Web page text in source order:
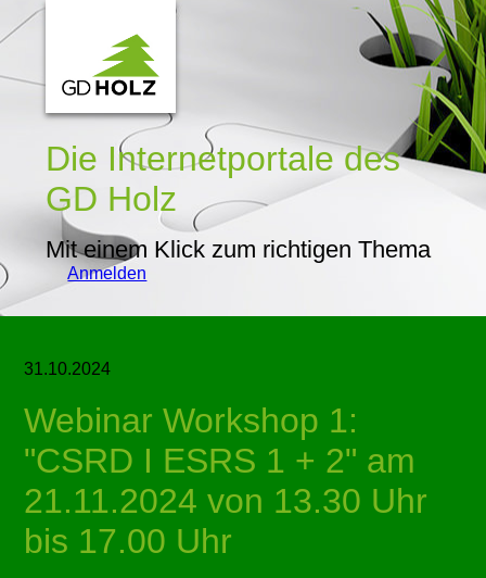
Die Internetportaledes
GD Holz
Mit einem Klick zum richtigen Thema
Anmelden
31.10.2024
Webinar Workshop 1:
CSRD I ESRS 1 + 2
am
21.11.2024 von 13.30 Uhr
bis 17.00 Uhr